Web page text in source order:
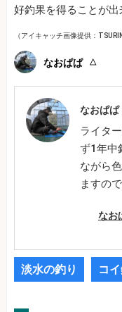
好釣果を得ることが出
（アイキャッチ画像提供：
なおぱぱ
なおぱぱ
ライタ
ず1年中
ながら
ますの
なお
淡水の釣り コ